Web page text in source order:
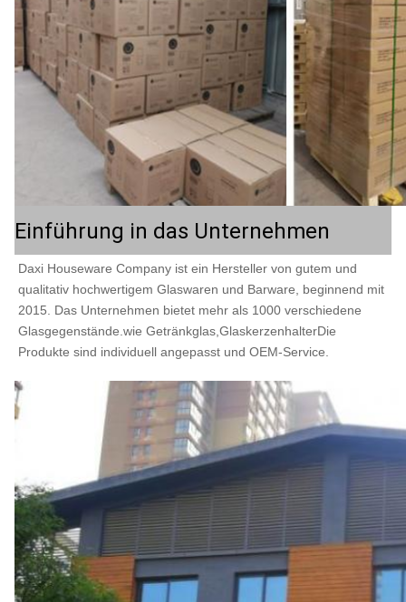
Einführung in das Unternehmen
Daxi Houseware Company ist ein Hersteller von gutem und
qualitativ hochwertigem Glaswaren und Barware, beginnend mit
2015. Das Unternehmen bietet mehr als 1000 verschiedene
Glasgegenstände.wie Getränkglas,GlaskerzenhalterDie
Produkte sind individuell angepasst und OEM-Service.